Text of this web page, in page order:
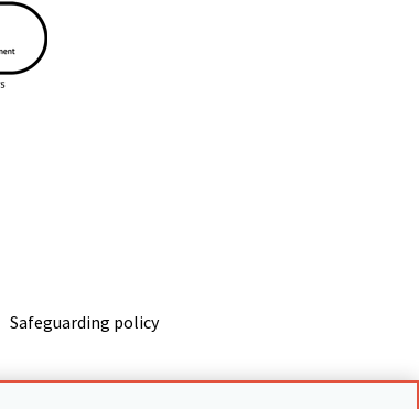
Safeguarding policy